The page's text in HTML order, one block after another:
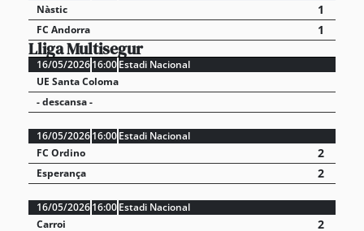
Nàstic
1
FC Andorra 1
Lliga Multisegur
16/05/202616:00Estadi Nacional
UE Santa Coloma
- descansa -
16/05/202616:00Estadi Nacional
FC Ordino
2
Esperança 2
16/05/202616:00Estadi Nacional
Carroi
2